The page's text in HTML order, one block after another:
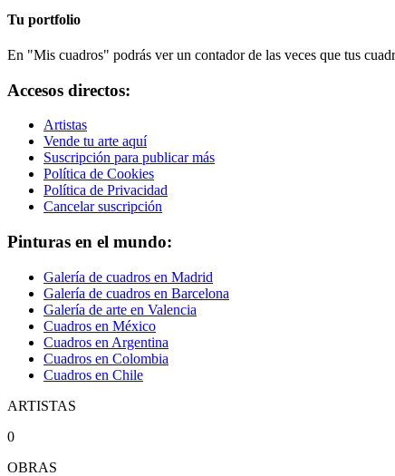
Tu portfolio
En "Mis cuadros" podrás ver un contador de las veces que tus
Accesos directos:
Artistas
Vende tu arte aquí
Suscripción para publicar más
Política de Cookies
Política de Privacidad
Cancelar suscripción
Pinturas en el mundo:
Galería de cuadros en Madrid
Galería de cuadros en Barcelona
Galería de arte en Valencia
Cuadros en México
Cuadros en Argentina
Cuadros en Colombia
Cuadros en Chile
ARTISTAS
0
OBRAS